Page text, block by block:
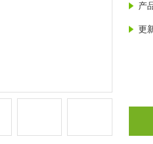
产
更